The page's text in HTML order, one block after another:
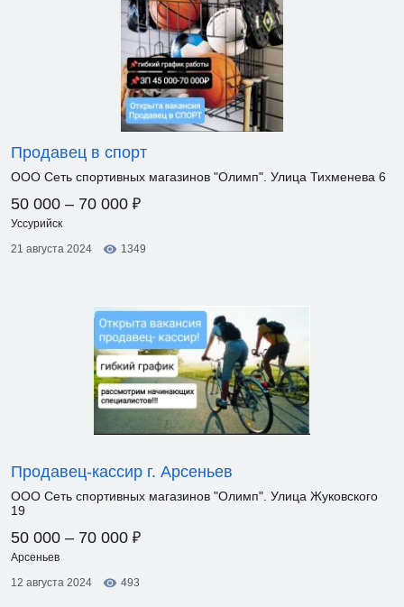
Продавец в спорт
ООО Сеть спортивных магазинов "Олимп". Улица Тихменева 6
50 000 – 70 000 ₽
Уссурийск
21 августа 2024
1349
Продавец-кассир г. Арсеньев
ООО Сеть спортивных магазинов "Олимп". Улица Жуковского
19
50 000 – 70 000 ₽
Арсеньев
12 августа 2024
493